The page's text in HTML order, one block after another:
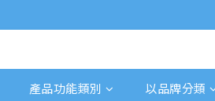
產品功能類別 以品牌分類